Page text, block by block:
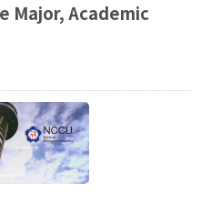
Major, Academic